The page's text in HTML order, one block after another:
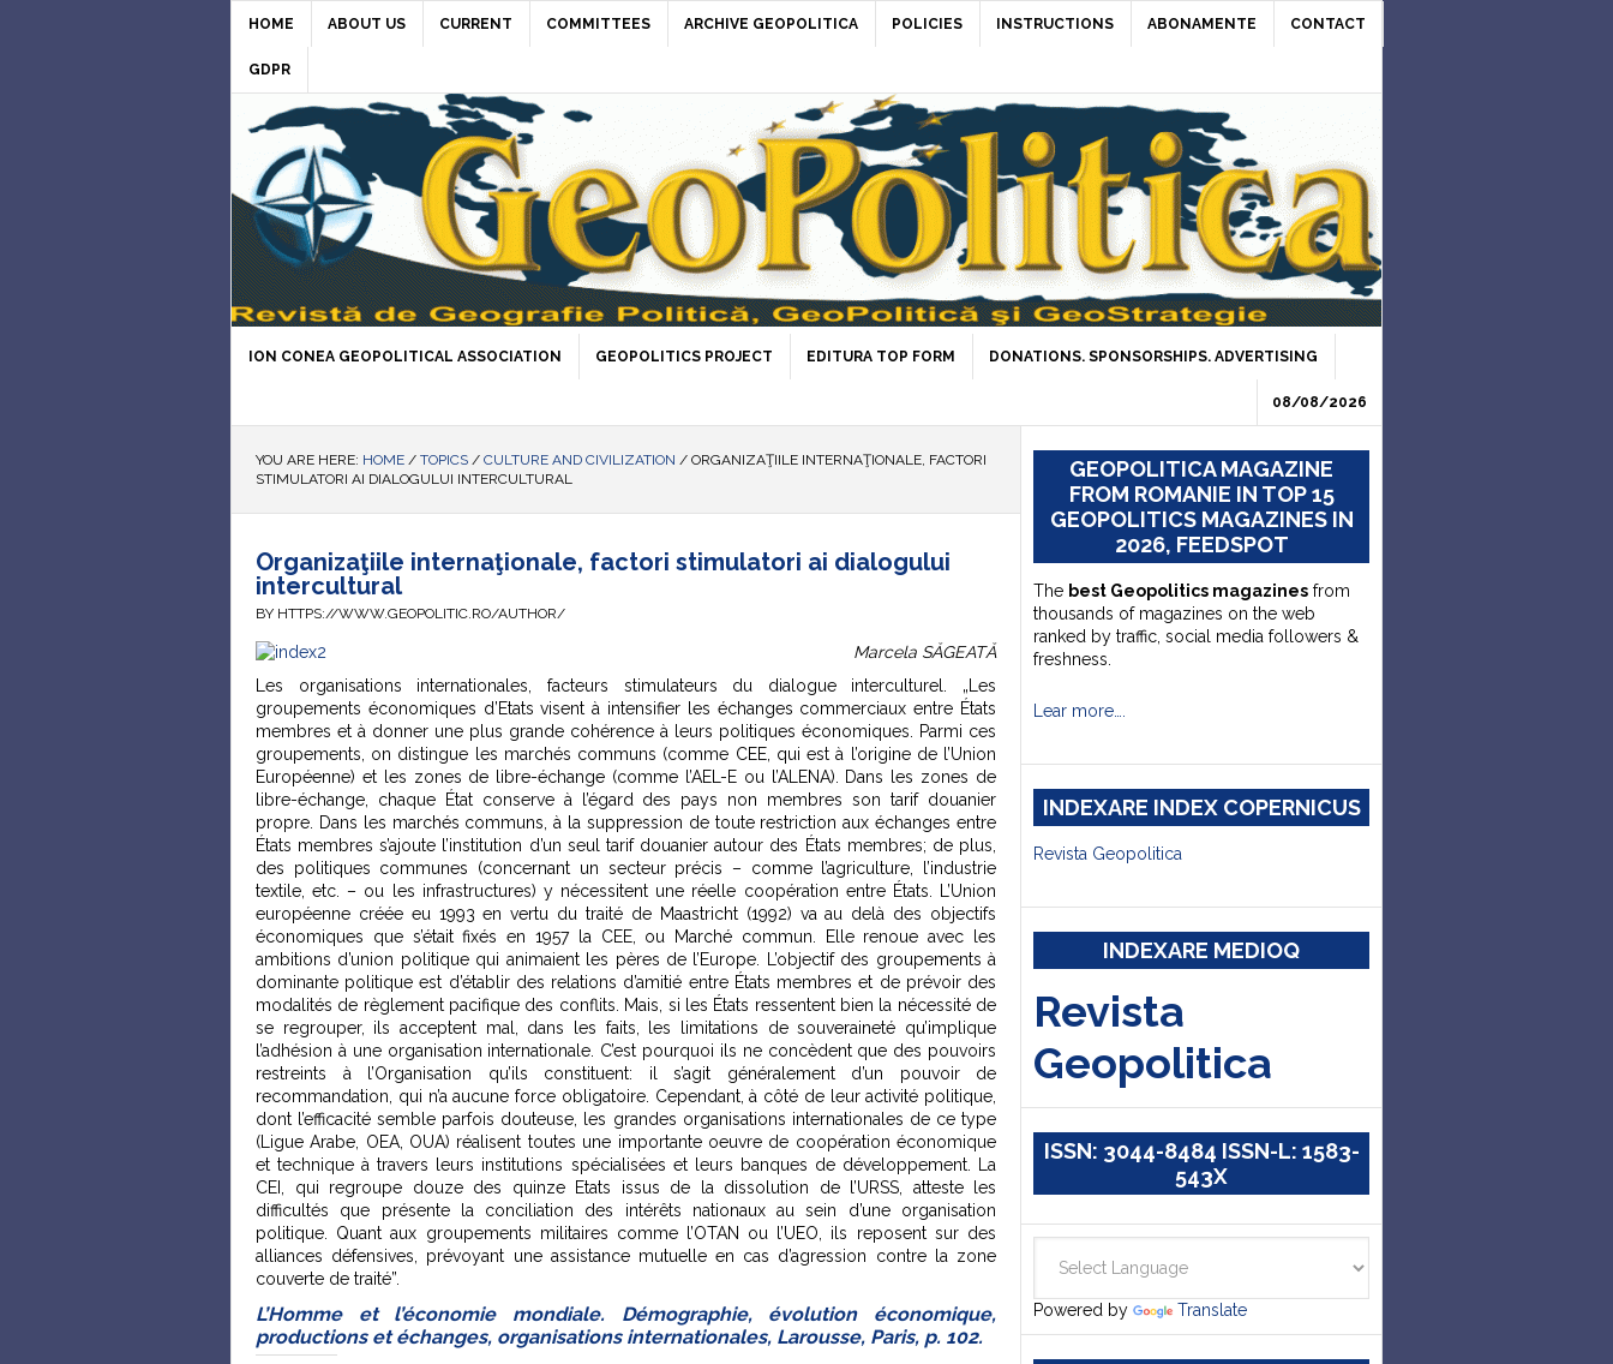
HOME ABOUT US CURRENT COMMITTEES ARCHIVE GEOPOLITICA POLICIES INSTRUCTIONS ABONAMENTE CONTACT
GDPR
ION CONEA GEOPOLITICAL ASSOCIATION GEOPOLITICS PROJECT EDITURA TOP FORM DONATIONS. SPONSORSHIPS. ADVERTISING
08/08/2026
YOU ARE HERE: HOME / TOPICS / CULTURE AND CIVILIZATION / ORGANIZAŢIILE INTERNAŢIONALE, FACTORI
STIMULATORI AI DIALOGULUI INTERCULTURAL
Organizaţiile internaţionale, factori stimulatori ai dialogului
intercultural
BY HTTPS://WWW.GEOPOLITIC.RO/AUTHOR/
Marcela SĂGEATĂ
Les organisations internationales, facteurs stimulateurs du dialogue interculturel. „Les
groupements économiques d’Etats visent à intensifier les échanges commerciaux entre États
membres et à donner une plus grande cohérence à leurs politiques économiques. Parmi ces
groupements, on distingue les marchés communs (comme CEE, qui est à l’origine de l’Union
Européenne) et les zones de libre-échange (comme l’AEL-E ou l’ALENA). Dans les zones de
libre-échange, chaque État conserve à l’égard des pays non membres son tarif douanier
propre. Dans les marchés communs, à la suppression de toute restriction aux échanges entre
États membres s’ajoute l’institution d’un seul tarif douanier autour des États membres; de plus,
des politiques communes (concernant un secteur précis – comme l’agriculture, l’industrie
textile, etc. – ou les infrastructures) y nécessitent une réelle coopération entre États. L’Union
européenne créée eu 1993 en vertu du traité de Maastricht (1992) va au delà des objectifs
économiques que s’était fixés en 1957 la CEE, ou Marché commun. Elle renoue avec les
ambitions d’union politique qui animaient les pères de l’Europe. L’objectif des groupements à
dominante politique est d’établir des relations d’amitié entre États membres et de prévoir des
modalités de règlement pacifique des conflits. Mais, si les États ressentent bien la nécessité de
se regrouper, ils acceptent mal, dans les faits, les limitations de souveraineté qu’implique
l’adhésion à une organisation internationale. C’est pourquoi ils ne concèdent que des pouvoirs
restreints à l’Organisation qu’ils constituent: il s’agit généralement d’un pouvoir de
recommandation, qui n’a aucune force obligatoire. Cependant, à côté de leur activité politique,
dont l’efficacité semble parfois douteuse, les grandes organisations internationales de ce type
(Ligue Arabe, OEA, OUA) réalisent toutes une importante oeuvre de coopération économique
et technique à travers leurs institutions spécialisées et leurs banques de développement. La
CEI, qui regroupe douze des quinze Etats issus de la dissolution de l’URSS, atteste les
difficultés que présente la conciliation des intérêts nationaux au sein d’une organisation
politique. Quant aux groupements militaires comme l’OTAN ou l’UEO, ils reposent sur des
alliances défensives, prévoyant une assistance mutuelle en cas d’agression contre la zone
couverte de traité”.
L’Homme et l’économie mondiale. Démographie, évolution économique,
productions et échanges, organisations internationales, Larousse, Paris, p. 102.
GEOPOLITICA MAGAZINE
FROM ROMANIE IN TOP 15
GEOPOLITICS MAGAZINES IN
2026, FEEDSPOT
The best Geopolitics magazines from
thousands of magazines on the web
ranked by traffic, social media followers &
freshness.
Lear more….
INDEXARE INDEX COPERNICUS
Revista Geopolitica
INDEXARE MEDIOQ
Revista
Geopolitica
ISSN: 3044-8484 ISSN-L: 1583-
543X
Powered by Translate